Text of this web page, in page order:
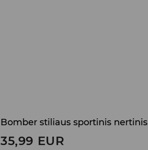
Bomber stiliaus sportinis nertinis
35,99 EUR